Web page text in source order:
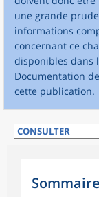
une grande
informations
concernant ce
disponibles dans
Documentation
cette publication.
Sommaire